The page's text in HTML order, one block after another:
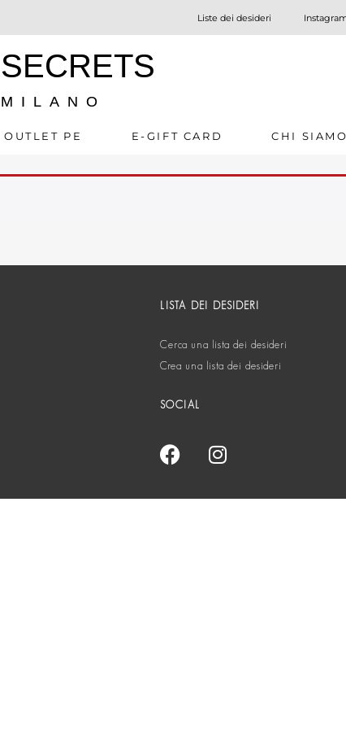
Liste dei desideri
SECRETS
MILANO
OUTLET PE E-GIFT CARD CHI SIAMO
LISTA DEI DESIDERI
Cerca una lista dei desideri
Crea una lista dei desideri
SOCIAL